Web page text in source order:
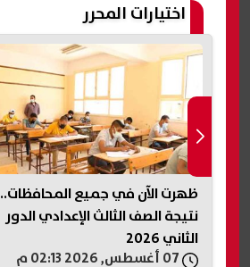
اختيارات المحرر
ظهرت الآن في جميع المحافظات..
نتيجة الصف الثالث الإعدادي الدور
الثاني 2026